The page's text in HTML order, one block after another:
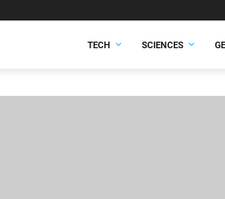
TECH SCIENCES